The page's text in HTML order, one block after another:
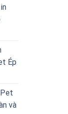
Ép
và